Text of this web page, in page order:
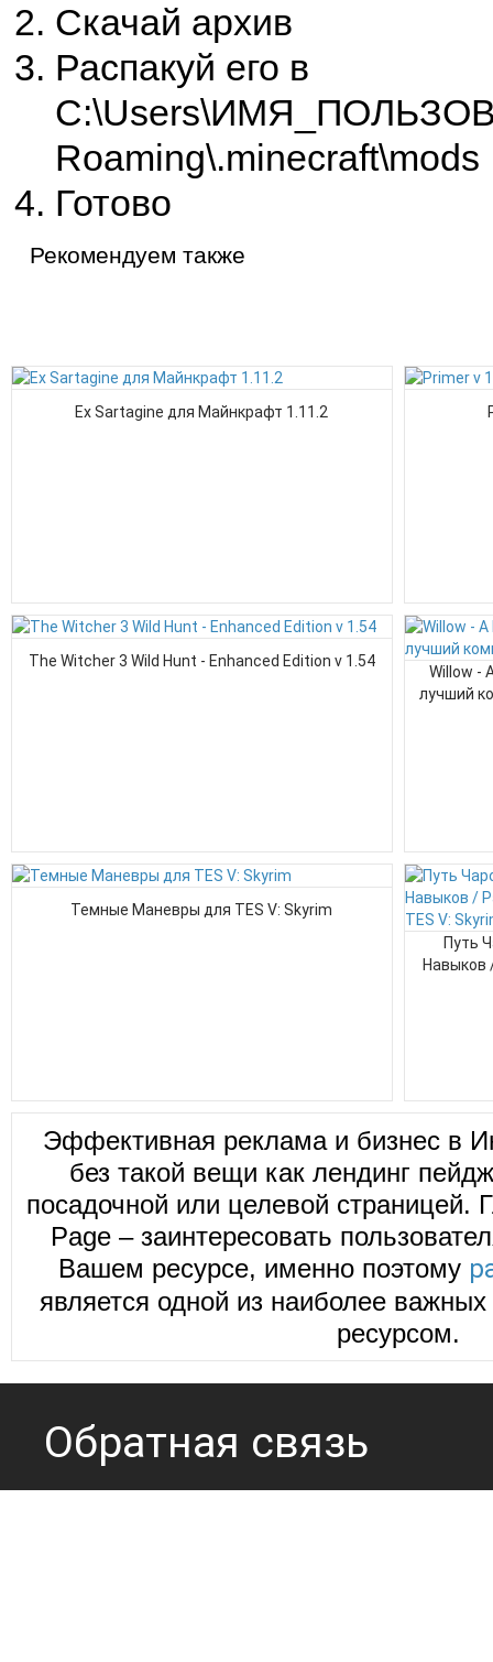
Скачай архив
Распакуй его в
Roaming\.minecraft\mods
Готово
Рекомендуем также
Ex Sartagine для Майнкрафт 1.11.2
The Witcher 3 Wild Hunt - Enhanced Edition v 1.54
Willow -
лучший
Темные Маневры для TES V: Skyrim
Путь
Навыков
Эффективная реклама и бизнес в
без такой вещи как лендинг
посадочной или целевой страницей.
Page – заинтересовать
Вашем ресурсе, именно поэтому
является одной из наиболее
ресурсом.
Обратная связь